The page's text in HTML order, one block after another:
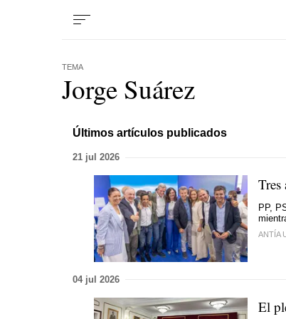
TEMA
Jorge Suárez
Últimos artículos publicados
21 jul 2026
Tres
PP,
ANTÍA
04 jul 2026
El